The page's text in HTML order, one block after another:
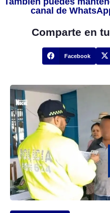
canal de
Comparte en
Facebook